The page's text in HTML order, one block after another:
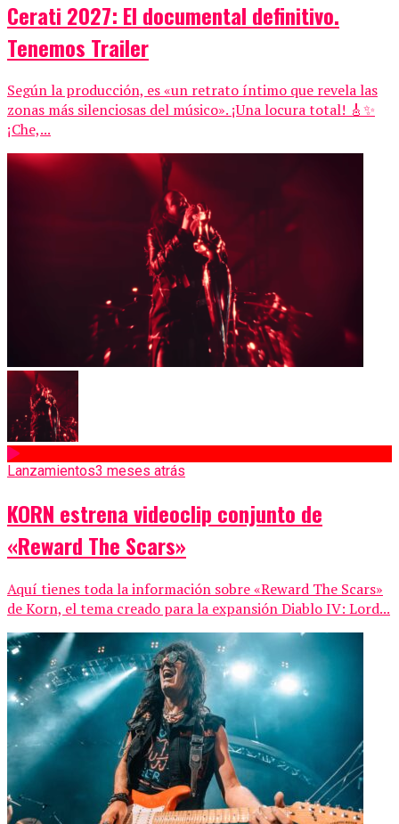
Cerati 2027: El documental definitivo.
Tenemos Trailer
Según la producción, es «un retrato íntimo que revela las
zonas más silenciosas del músico». ¡Una locura total! 🎸✨
¡Che,...
Lanzamientos3 meses atrás
KORN estrena videoclip conjunto de
«Reward The Scars»
Aquí tienes toda la información sobre «Reward The Scars»
de Korn, el tema creado para la expansión Diablo IV: Lord...